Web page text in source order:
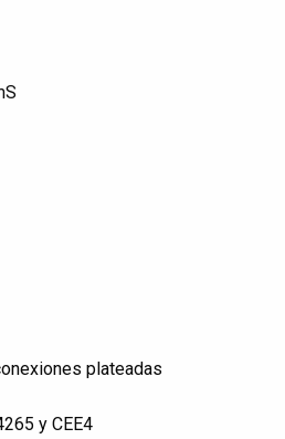
plateadas
y CEE4